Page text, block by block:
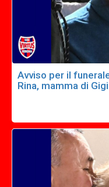
Avviso per il
Rina, mamma di